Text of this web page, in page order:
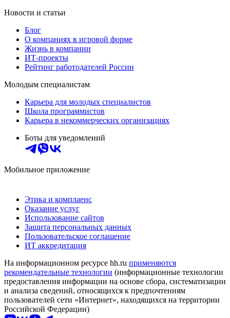
Новости и статьи
Блог
О компаниях в игровой форме
Жизнь в компании
ИТ-проекты
Рейтинг работодателей России
Молодым специалистам
Карьера для молодых специалистов
Школа программистов
Карьера в некоммерческих организациях
Боты для уведомлений
Мобильное приложение
Этика и комплаенс
Оказание услуг
Использование сайтов
Защита персональных данных
Пользовательское соглашение
ИТ аккредитация
На информационном ресурсе hh.ru применяются
рекомендательные технологии (информационные технологии
предоставления информации на основе сбора, систематизации
и анализа сведений, относящихся к предпочтениям
пользователей сети «Интернет», находящихся на территории
Российской Федерации)